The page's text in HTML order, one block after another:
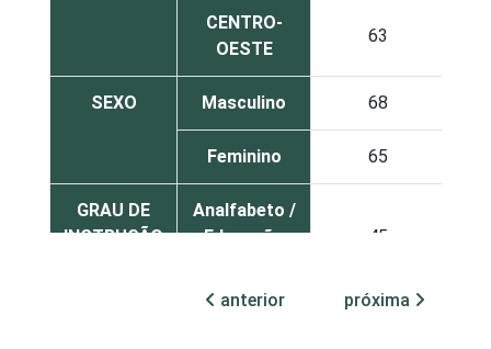
CENTRO-
OESTE
63
SEXO Masculino 68
Feminino 65
GRAU DE
INSTRUÇÃO
Analfabeto /
Educação
45
anterior próxima